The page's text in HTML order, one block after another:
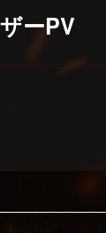
ーPV